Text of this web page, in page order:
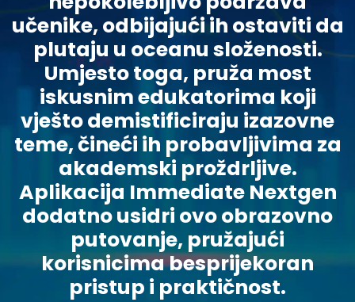
učenike, odbijajući ih ostaviti da
plutaju u oceanu složenosti.
Umjesto toga, pruža most
iskusnim edukatorima koji
vješto demistificiraju izazovne
teme, čineći ih probavljivima za
akademski proždrljive.
Aplikacija Immediate Nextgen
dodatno usidri ovo obrazovno
putovanje, pružajući
korisnicima besprijekoran
pristup i praktičnost.